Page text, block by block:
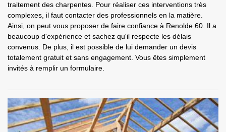
traitement des charpentes. Pour réaliser ces interventions très
complexes, il faut contacter des professionnels en la matière.
Ainsi, on peut vous proposer de faire confiance à Renolde 60. Il a
beaucoup d'expérience et sachez qu'il respecte les délais
convenus. De plus, il est possible de lui demander un devis
totalement gratuit et sans engagement. Vous êtes simplement
invités à remplir un formulaire.